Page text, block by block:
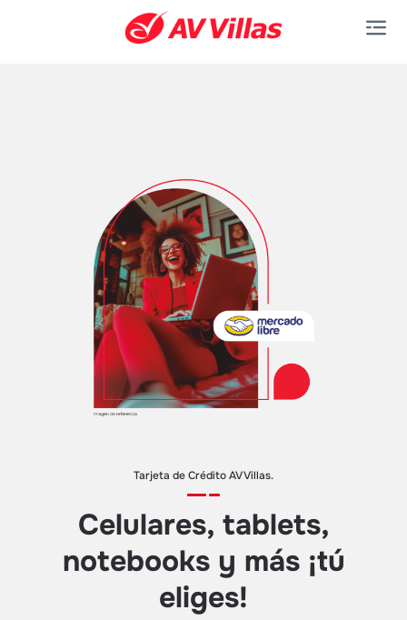
Saltar al contenido principal
Tarjeta de Crédito AV Villas.
Celulares, tablets,
notebooks y más ¡tú
eliges!